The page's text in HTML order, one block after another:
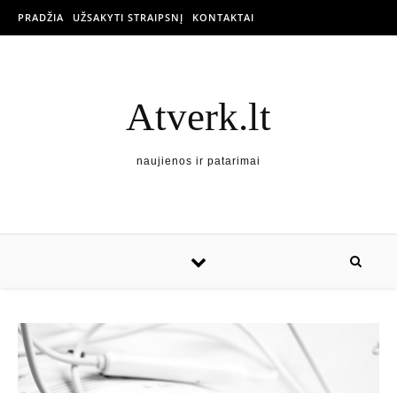
PRADŽIA UŽSAKYTI STRAIPSNĮ KONTAKTAI
Atverk.lt
naujienos ir patarimai